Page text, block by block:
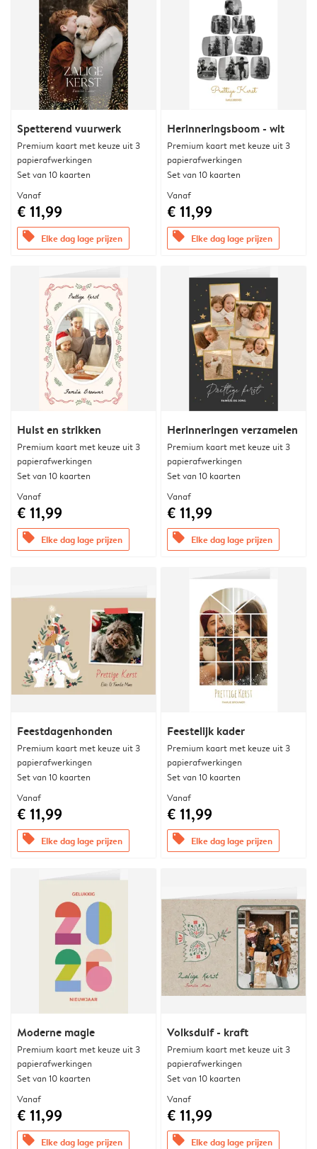
Spetterend vuurwerk
Premium kaart met keuze uit 3
papierafwerkingen
Set van 10 kaarten
Vanaf
€ 11,99
offers Elke dag lage prijzen
Herinneringsboom - wit
Premium kaart met keuze uit 3
papierafwerkingen
Set van 10 kaarten
Vanaf
€ 11,99
offers Elke dag lage prijzen
Hulst en strikken
Premium kaart met keuze uit 3
papierafwerkingen
Set van 10 kaarten
Vanaf
€ 11,99
offers Elke dag lage prijzen
Herinneringen verzamelen
Premium kaart met keuze uit 3
papierafwerkingen
Set van 10 kaarten
Vanaf
€ 11,99
offers Elke dag lage prijzen
Feestdagenhonden
Premium kaart met keuze uit 3
papierafwerkingen
Set van 10 kaarten
Vanaf
€ 11,99
offers Elke dag lage prijzen
Feestelijk kader
Premium kaart met keuze uit 3
papierafwerkingen
Set van 10 kaarten
Vanaf
€ 11,99
offers Elke dag lage prijzen
Moderne magie
Premium kaart met keuze uit 3
papierafwerkingen
Set van 10 kaarten
Vanaf
€ 11,99
offers Elke dag lage prijzen
Volksduif - kraft
Premium kaart met keuze uit 3
papierafwerkingen
Set van 10 kaarten
Vanaf
€ 11,99
offers Elke dag lage prijzen